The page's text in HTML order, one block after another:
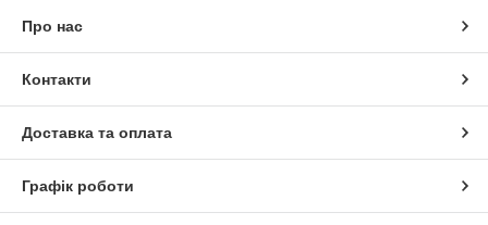
Про нас
Контакти
Доставка та оплата
Графік роботи